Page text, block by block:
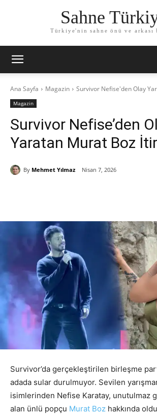
Sahne
Türkiye'nin sahne önü ve arkası
Ana Sayfa Magazin Survivor Nefise'den Olay
Magazin
Survivor Nefise’den
Yaratan Murat Boz
By Mehmet Yılmaz Nisan 7, 2026
Survivor’da gerçekleştirilen birleşme
adada sular durulmuyor. Sevilen
isimlerinden Nefise Karatay, unutulmaz
alan ünlü popçu Murat Boz hakkında